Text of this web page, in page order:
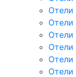
Отели
Отели
Отели
Отели